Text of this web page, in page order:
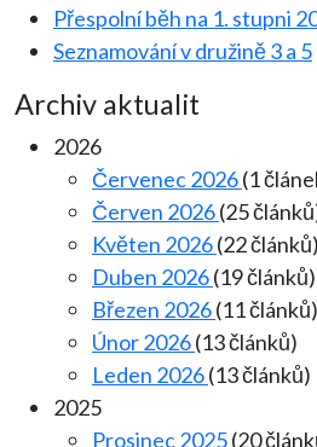
Přespolní běh na 1. stupni
Seznamování v družině 3 a 5
Archiv aktualit
2026
Červenec 2026(1
Červen 2026(25
Květen 2026(22 článků)
Duben 2026(19 článků)
Březen 2026(11 článků)
Únor 2026(13 článků)
Leden 2026(13 článků)
2025
Prosinec 2025(20